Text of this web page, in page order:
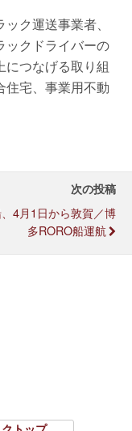
ク運送事業者、
ックドライバーの
つなげる取り組
住宅、事業用不動
次の投稿
4月1日から敦賀／博
多RORO船運航